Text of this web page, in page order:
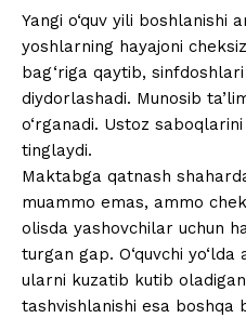
Yangi o‘quv yili boshlanishi
yoshlarning hayajoni
bag‘riga qaytib,
diydorlashadi. Munosib
o‘rganadi. Ustoz
tinglaydi.
Maktabga qatnash
muammo emas, ammo
olisda yashovchilar uchun
turgan gap. O‘quvchi yo‘lda
ularni kuzatib kutib
tashvishlanishi esa boshqa